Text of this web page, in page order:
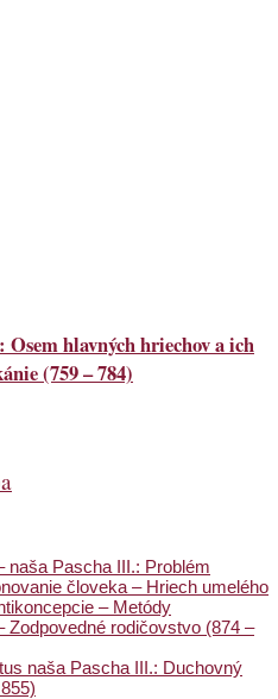
hlavných hriechov a ich
(759 – 784)
naša Pascha III.: Problém
človeka – Hriech umelého
– Metódy
Zodpovedné rodičovstvo (874 –
naša Pascha III.: Duchovný